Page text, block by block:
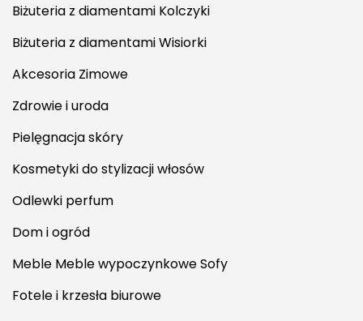
Biżuteria z diamentami Kolczyki
Biżuteria z diamentami Wisiorki
Akcesoria Zimowe
Zdrowie i uroda
Pielęgnacja skóry
Kosmetyki do stylizacji włosów
Odlewki perfum
Dom i ogród
Meble Meble wypoczynkowe Sofy
Fotele i krzesła biurowe